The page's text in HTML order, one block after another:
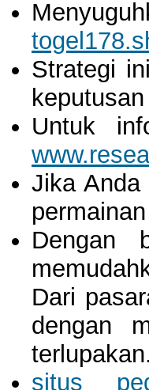
Strategi
Untuk
Jika
Dengan
Dari
dengan
terlupakan.
situs